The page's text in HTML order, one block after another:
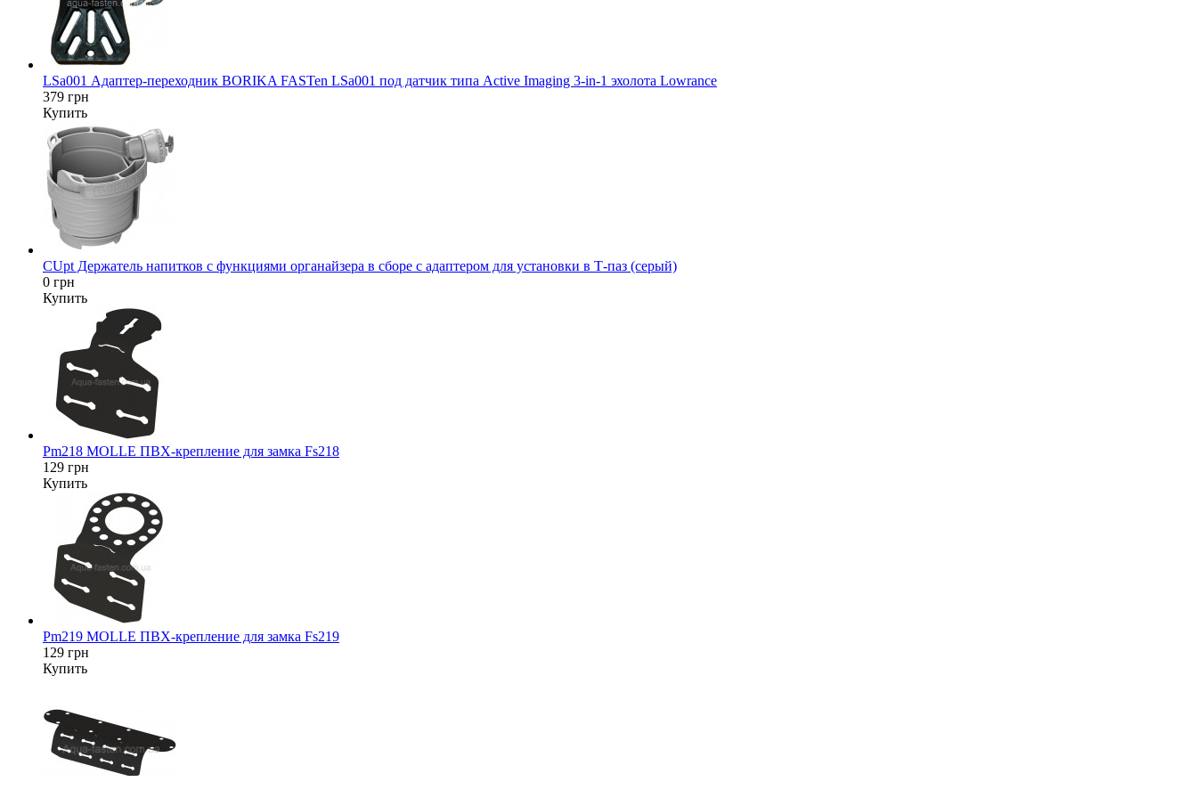
LSa001 Адаптер-переходник BORIKA FASTen LSa001 под датчик типа Active Imaging 3-in-1 эхолота Lowrance
379 грн
Купить
CUpt Держатель напитков с функциями органайзера в сборе с адаптером для установки в Т-паз (серый)
0 грн
Купить
Pm218 MOLLE ПВХ-крепление для замка Fs218
129 грн
Купить
Pm219 MOLLE ПВХ-крепление для замка Fs219
129 грн
Купить